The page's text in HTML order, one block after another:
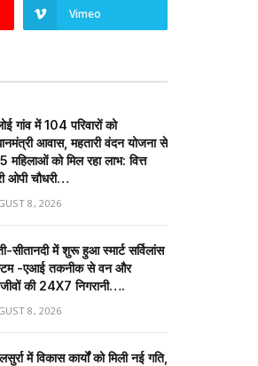
Vimeo
गांव में 104 परिवारों को
आवास, महतारी वंदन योजना से
महिलाओं को मिल रहा लाभ: वित्त
ओपी चौधरी…
8, 2026
सीतानदी में शुरू हुआ स्मार्ट सर्विलांस
-एआई तकनीक से वन और
की 24X7 निगरानी….
8, 2026
में विकास कार्यों को मिली नई गति,